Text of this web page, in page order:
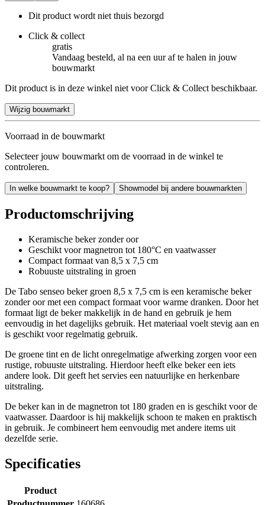
Dit product wordt niet thuis bezorgd
Click & collect
gratis
Vandaag besteld, al na een uur af te halen in jouw
bouwmarkt
Dit product is in deze winkel niet voor Click & Collect beschikbaar.
Wijzig bouwmarkt
Voorraad in de bouwmarkt
Selecteer jouw bouwmarkt om de voorraad in de winkel te
controleren.
In welke bouwmarkt te koop? Showmodel bij andere bouwmarkten
Productomschrijving
Keramische beker zonder oor
Geschikt voor magnetron tot 180°C en vaatwasser
Compact formaat van 8,5 x 7,5 cm
Robuuste uitstraling in groen
De Tabo senseo beker groen 8,5 x 7,5 cm is een keramische beker
zonder oor met een compact formaat voor warme dranken. Door het
formaat ligt de beker makkelijk in de hand en gebruik je hem
eenvoudig in het dagelijks gebruik. Het materiaal voelt stevig aan en
is geschikt voor regelmatig gebruik.
De groene tint en de licht onregelmatige afwerking zorgen voor een
rustige, robuuste uitstraling. Hierdoor heeft elke beker een iets
andere look. Dit geeft het servies een natuurlijke en herkenbare
uitstraling.
De beker kan in de magnetron tot 180 graden en is geschikt voor de
vaatwasser. Daardoor is hij makkelijk schoon te maken en praktisch
in gebruik. Je combineert hem eenvoudig met andere items uit
dezelfde serie.
Specificaties
Product